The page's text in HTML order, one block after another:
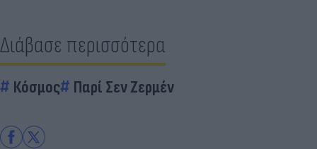
Διάβασε περισσότερα
Κόσμος Παρί Σεν Ζερμέν